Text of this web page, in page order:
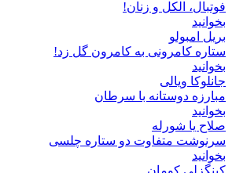
فوتبال، الکل و زنان!
بخوانید
بریل امبولو
ستاره کامرونی به کامرون گل زد!
بخوانید
جانلوکا ویالی
مبارزه دوستانه با سرطان
بخوانید
صلاح یا شورله
سرنوشت متفاوت دو ستاره چلسی
بخوانید
کینگزلی کومان